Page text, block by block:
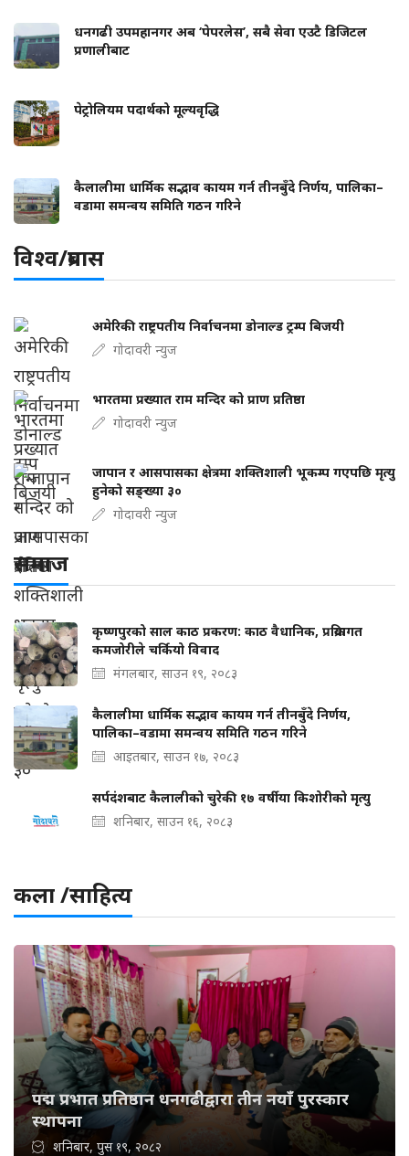
धनगढी उपमहानगर अब ‘पेपरलेस’, सबै सेवा एउटै डिजिटल
प्रणालीबाट
पेट्रोलियम पदार्थको मूल्यवृद्धि
कैलालीमा धार्मिक सद्भाव कायम गर्न तीनबुँदे निर्णय, पालिका–
वडामा समन्वय समिति गठन गरिने
विश्व/प्रबास
अमेरिकी राष्ट्रपतीय निर्वाचनमा डोनाल्ड ट्रम्प बिजयी
गोदावरी न्युज
भारतमा प्रख्यात राम मन्दिर को प्राण प्रतिष्ठा
गोदावरी न्युज
जापान र आसपासका क्षेत्रमा शक्तिशाली भूकम्प गएपछि मृत्यु
हुनेको सङ्ख्या ३०
गोदावरी न्युज
समाज
कृष्णपुरको साल काठ प्रकरण: काठ वैधानिक, प्रक्रियागत
कमजोरीले चर्कियो विवाद
मंगलबार, साउन १९, २०८३
कैलालीमा धार्मिक सद्भाव कायम गर्न तीनबुँदे निर्णय,
पालिका–वडामा समन्वय समिति गठन गरिने
आइतबार, साउन १७, २०८३
सर्पदंशबाट कैलालीको चुरेकी १७ वर्षीया किशोरीको मृत्यु
शनिबार, साउन १६, २०८३
कला /साहित्य
पद्म प्रभात प्रतिष्ठान धनगढीद्वारा तीन नयाँ पुरस्कार
स्थापना
शनिबार, पुस १९, २०८२